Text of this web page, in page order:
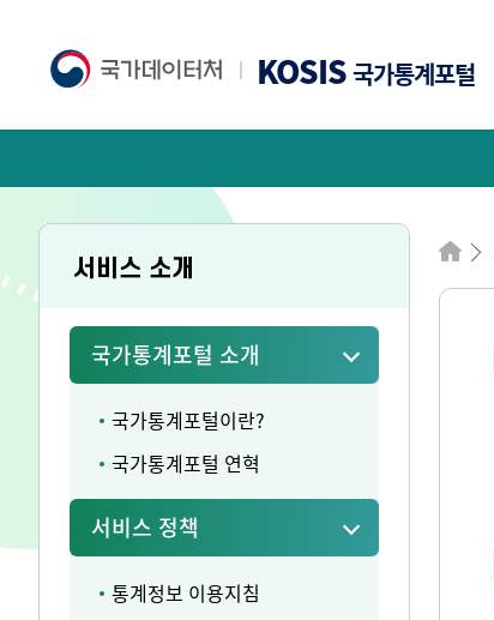
KOSIS국가통계포털
서비스 소개
국가통계포털 소개
국가통계포털이란?
국가통계포털 연혁
서비스 정책
통계정보 이용지침